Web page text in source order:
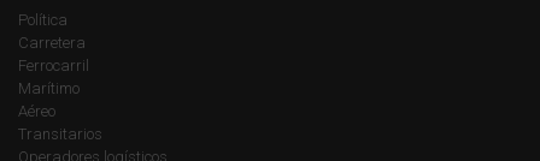
Política
Carretera
Ferrocarril
Marítimo
Aéreo
Transitarios
Operadores logísticos